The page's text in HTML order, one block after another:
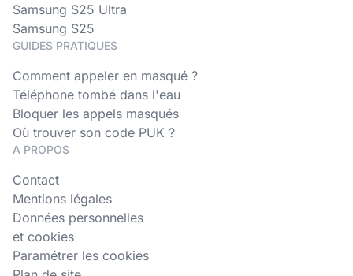
Samsung S25 Ultra
Samsung S25
GUIDES PRATIQUES
Comment appeler en masqué ?
Téléphone tombé dans l'eau
Bloquer les appels masqués
Où trouver son code PUK ?
A PROPOS
Contact
Mentions légales
Données personnelles
et cookies
Paramétrer les cookies